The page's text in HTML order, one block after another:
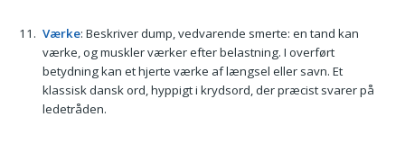
Værke: Beskriver dump, vedvarende smerte: en tand kan
værke, og muskler værker efter belastning. I overført
betydning kan et hjerte værke af længsel eller savn. Et
klassisk dansk ord, hyppigt i krydsord, der præcist svarer på
ledetråden.